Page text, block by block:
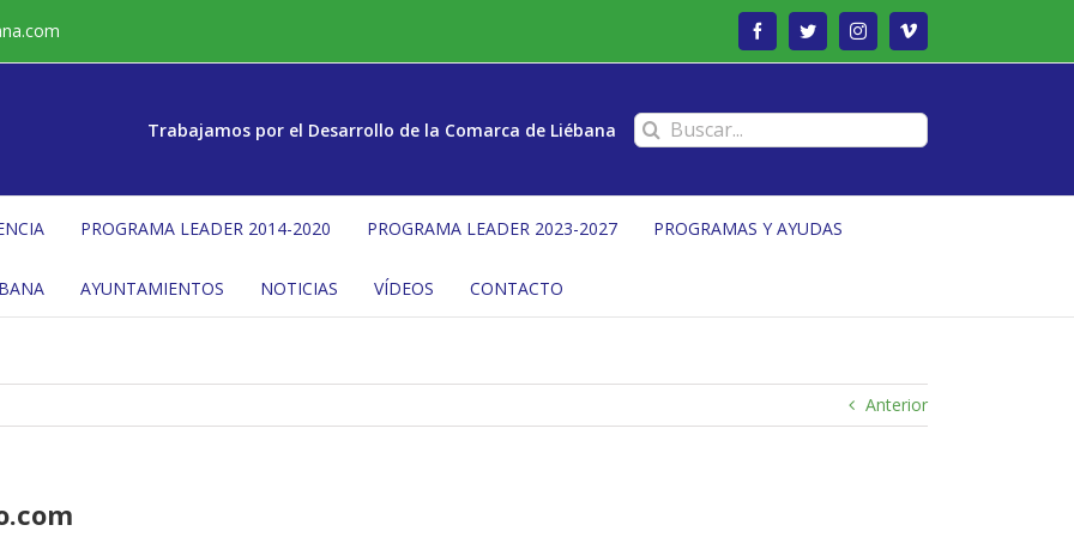
FacebookTwitterInstagramVimeo
Trabajamos por el Desarrollo de la Comarca de Liébana Buscar:
PROGRAMA LEADER 2014-2020 PROGRAMA LEADER 2023-2027 PROGRAMAS Y AYUDAS
AYUNTAMIENTOS NOTICIAS VÍDEOS CONTACTO
Anterior